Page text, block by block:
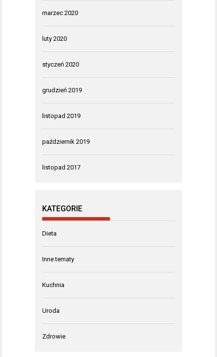
marzec 2020
luty 2020
styczeń 2020
grudzień 2019
listopad 2019
październik 2019
listopad 2017
KATEGORIE
Dieta
Inne tematy
Kuchnia
Uroda
Zdrowie